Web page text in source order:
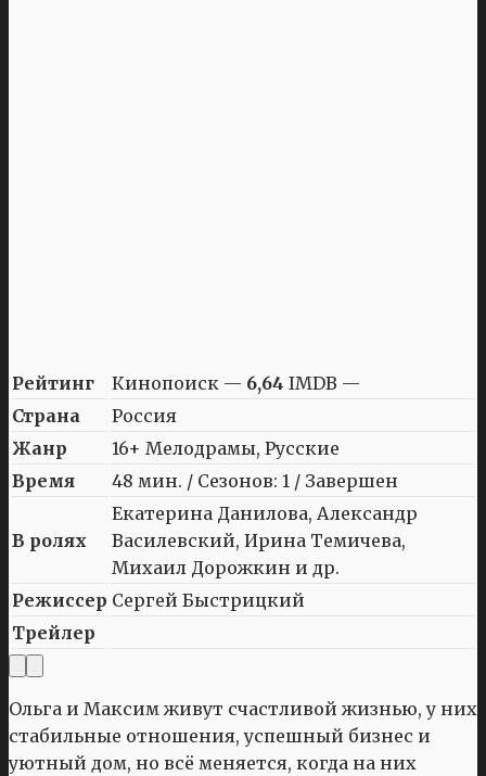
Рейтинг Кинопоиск — 6,64 IMDB —
Страна
Россия
Жанр
16+ Мелодрамы, Русские
Время
48 мин. / Сезонов: 1 / Завершен
В ролях
Екатерина Данилова, Александр
Василевский, Ирина Темичева,
Михаил Дорожкин и др.
Режиссер Сергей Быстрицкий
Трейлер
Ольга и Максим живут счастливой жизнью, у них
стабильные отношения, успешный бизнес и
уютный дом, но всё меняется, когда на них